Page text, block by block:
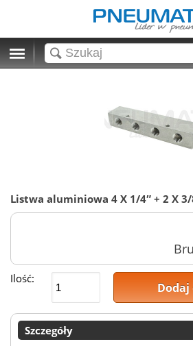
Listwa aluminiowa 4 X 1/4″ + 2 X 3/
Ilość:
Dodaj
Szczegóły